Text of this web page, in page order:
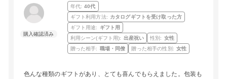
年代: 40代
ギフト利用方法: カタログギフトを受け取った方
ギフト用途:
ギフト用
利用シーン(ギフト用): 出産祝い 性別: 女性
贈った相手: 職場・同僚 贈った相手の性別: 女性
色んな種類のギフトがあり、とても喜んでもらえました。包装も